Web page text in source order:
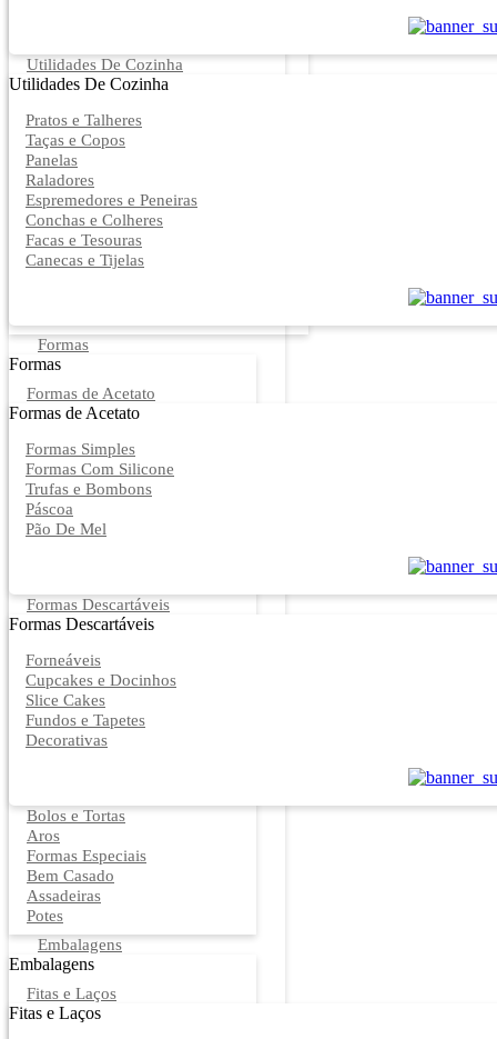
Utilidades De Cozinha
Utilidades De Cozinha
Pratos e Talheres
Taças e Copos
Panelas
Raladores
Espremedores e Peneiras
Conchas e Colheres
Facas e Tesouras
Canecas e Tijelas
Formas
Formas
Formas de Acetato
Formas de Acetato
Formas Simples
Formas Com Silicone
Trufas e Bombons
Páscoa
Pão De Mel
Formas Descartáveis
Formas Descartáveis
Forneáveis
Cupcakes e Docinhos
Slice Cakes
Fundos e Tapetes
Decorativas
Bolos e Tortas
Aros
Formas Especiais
Bem Casado
Assadeiras
Potes
Embalagens
Embalagens
Fitas e Laços
Fitas e Laços